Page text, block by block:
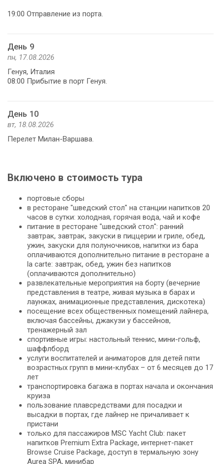
19:00 Отправление из порта.
День 9
пн, 17.08.2026
Генуя, Италия
08:00 Прибытие в порт Генуя.
День 10
вт, 18.08.2026
Перелет Милан-Варшава.
Включено в стоимость тура
портовые сборы
в ресторане "шведский стол" на станции напитков 20
часов в сутки: холодная, горячая вода, чай и кофе
питание в ресторане "шведский стол": ранний
завтрак, завтрак, закуски в пиццерии и гриле, обед,
ужин, закуски для полуночников, напитки из бара
оплачиваются дополнительно питание в ресторане a
la carte: завтрак, обед, ужин без напитков
(оплачиваются дополнительно)
развлекательные мероприятия на борту (вечерние
представления в театре, живая музыка в барах и
лаунжах, анимационные представления, дискотека)
посещение всех общественных помещений лайнера,
включая бассейны, джакузи у бассейнов,
тренажерный зал
спортивные игры: настольный теннис, мини-гольф,
шаффлборд
услуги воспитателей и аниматоров для детей пяти
возрастных групп в мини-клубах – от 6 месяцев до 17
лет
транспортировка багажа в портах начала и окончания
круиза
пользование плавсредствами для посадки и
высадки в портах, где лайнер не причаливает к
пристани
только для пассажиров MSC Yacht Club: пакет
напитков Premium Extra Package, интернет-пакет
Browse Cruise Package, доступ в термальную зону
Aurea SPA, минибар